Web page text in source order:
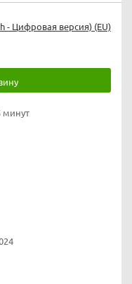
- Цифровая версия) (EU)
минут